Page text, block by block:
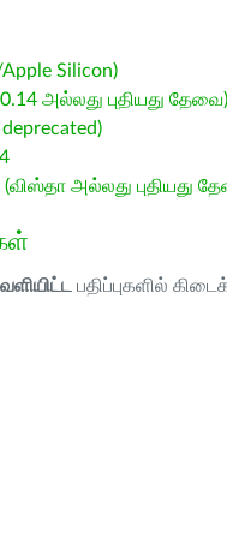
Silicon)
அல்லது புதியது தேவை)
அல்லது புதியது
பதிப்புகளில்